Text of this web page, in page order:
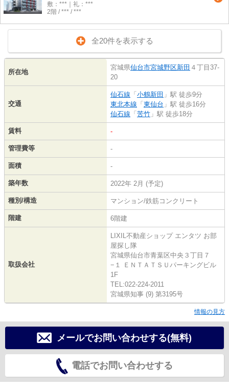
敷：***｜礼：***
2階 / *** / ***
全20件を表示する
所在地
宮城県仙台市宮城野区新田 ４丁目37-
20
交通
仙石線 「 小鶴新田 」駅 徒歩9分
東北本線 「 東仙台 」駅 徒歩16分
仙石線 「 苦竹 」駅 徒歩18分
賃料 -
管理費等 -
面積 -
築年数 2022年 2月 (予定)
種別/構造 マンション/鉄筋コンクリート
階建 6階建
取扱会社
LIXIL不動産ショップ エンタツ お部
屋探し隊
宮城県仙台市青葉区中央３丁目７
−１ ＥＮＴＡＴＳＵパーキングビル
1F
TEL:022-224-2011
宮城県知事 (9) 第3195号
情報の見方
メールでお問い合わせする(無料)
電話でお問い合わせする